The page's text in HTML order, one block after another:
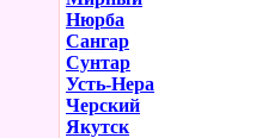
Нюрба
Сангар
Сунтар
Усть-Нера
Черский
Якутск